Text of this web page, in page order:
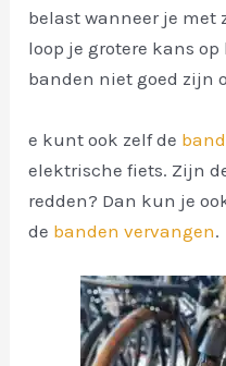
belast wanneer je met
loop je grotere kans
banden niet goed zijn
e kunt ook zelf de
elektrische fiets. Zijn
redden? Dan kun je
de banden vervangen.